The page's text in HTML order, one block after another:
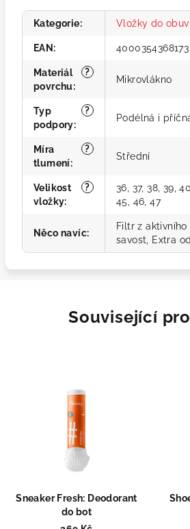
Kategorie: Vložky do obuvi
EAN : 4000354368173
?
Materiál
povrchu:
Mikrovlákno
?
Typ
podpory:
Podélná i
?
Míra
tlumení:
Střední
?
Velikost
vložky:
36, 37, 38, 39,
45, 46, 47
Něco navíc:
Filtr z aktivního
savost, Extra
Související
Sneaker Fresh: Deodorant
do bot